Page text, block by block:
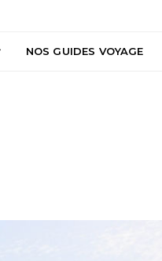
NOS GUIDES VOYAGE